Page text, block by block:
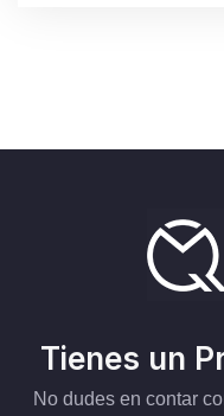
Tienes un
No dudes en contar